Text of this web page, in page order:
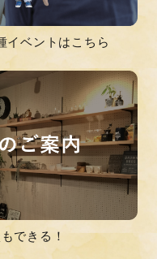
イベントはこちら
できる！